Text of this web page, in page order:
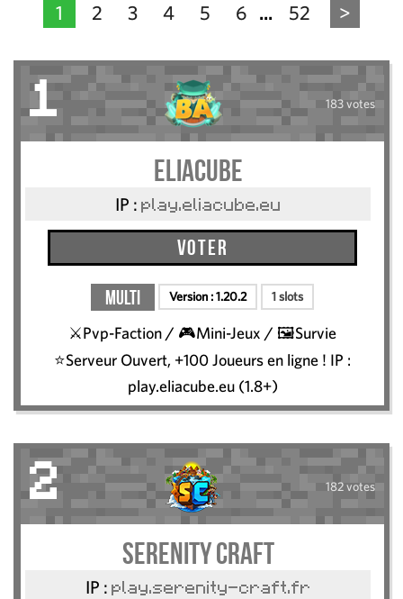
1 2 3 4 5 6 ... 52 >
1 183 votes
Eliacube
IP : play.eliacube.eu
Voter
Multi Version :1.20.2 1 slots
⚔️Pvp-Faction / 🎮Mini-Jeux / 🖼️Survie
⭐Serveur Ouvert, +100 Joueurs en ligne ! IP :
play.eliacube.eu (1.8+)
2 182 votes
Serenity Craft
IP : play.serenity-craft.fr